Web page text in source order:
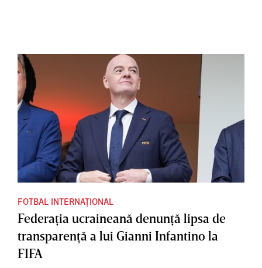
FOTBAL INTERNAȚIONAL
Federaţia ucraineană denunţă lipsa de
transparenţă a lui Gianni Infantino la
FIFA